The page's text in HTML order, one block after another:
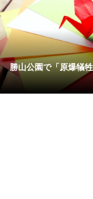
勝山公園で「原爆犠